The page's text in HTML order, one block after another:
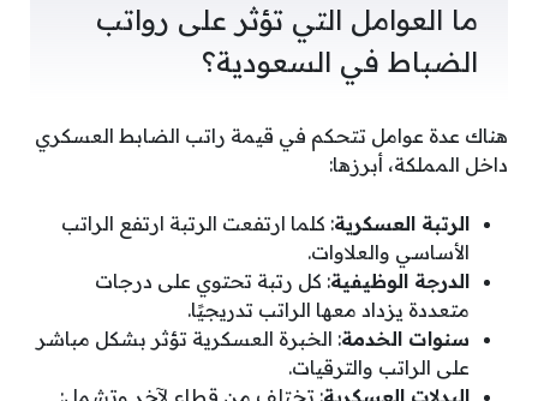
ما العوامل التي تؤثر على رواتب
الضباط في السعودية؟
هناك عدة عوامل تتحكم في قيمة راتب الضابط العسكري
داخل المملكة، أبرزها:
الرتبة العسكرية: كلما ارتفعت الرتبة ارتفع الراتب
الأساسي والعلاوات.
الدرجة الوظيفية: كل رتبة تحتوي على درجات
متعددة يزداد معها الراتب تدريجيًا.
سنوات الخدمة: الخبرة العسكرية تؤثر بشكل مباشر
على الراتب والترقيات.
البدلات العسكرية: تختلف من قطاع لآخر وتشمل: